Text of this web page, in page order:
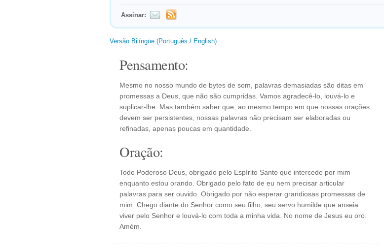
Assinar:
Versão Bilíngüe (Português / English)
Pensamento:
Mesmo no nosso mundo de bytes de som, palavras demasiadas são ditas em
promessas a Deus, que não são cumpridas. Vamos agradecê-lo, louvá-lo e
suplicar-lhe. Mas também saber que, ao mesmo tempo em que nossas orações
devem ser persistentes, nossas palavras não precisam ser elaboradas ou
refinadas, apenas poucas em quantidade.
Oração:
Todo Poderoso Deus, obrigado pelo Espírito Santo que intercede por mim
enquanto estou orando. Obrigado pelo fato de eu nem precisar articular
palavras para ser ouvido. Obrigado por não esperar grandiosas promessas de
mim. Chego diante do Senhor como seu filho, seu servo humilde que anseia
viver pelo Senhor e louvá-lo com toda a minha vida. No nome de Jesus eu oro.
Amém.